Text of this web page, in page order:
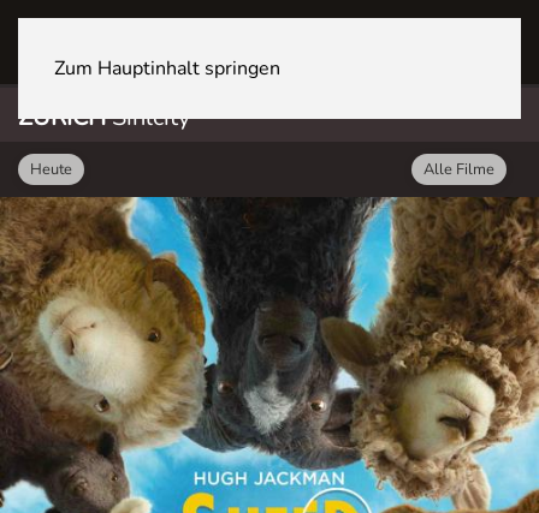
Zum Hauptinhalt springen
ZÜRICHSihlcity
Heute Alle Filme